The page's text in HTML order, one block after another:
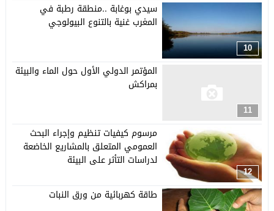
10
سيدي بوغابة ..منطقة رطبة في
المغرب غنية بالتنوع البيولوجي
11
المؤتمر الدولي الأول حول الماء والبيئة
بمراكش
12
مرسوم كيفيات تنظيم وإجراء البحث
العمومي المتعلق بالمشاريع الخاضعة
لدراسات التأثر على البيئة
طاقة كهربائية من ورق النبات